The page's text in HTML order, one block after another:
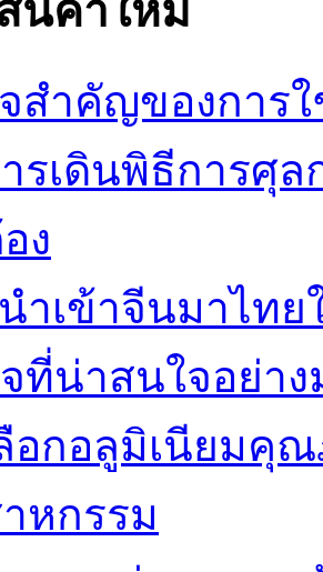
นค้าใหม่
สำคัญของการ
รเดินพิธีการศุล
ง
ำเข้าจีนมาไท
ที่น่าสนใจอย่าง
อกอลูมิเนียมคุ
หกรรม